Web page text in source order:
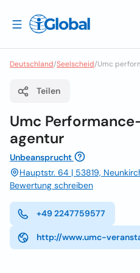
Deutschland/Seelscheid/Umc
Teilen
Umc
agentur
Unbeansprucht
Hauptstr. 64 | 53819,
Bewertung schreiben
+49 2247759577
http://www.umc-